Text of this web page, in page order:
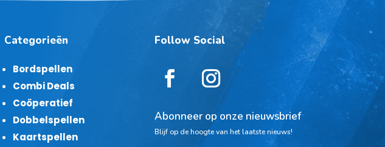
Categorieën
Bordspellen
Combi Deals
Coöperatief
Dobbelspellen
Kaartspellen
Follow Social
Abonneer op onze nieuwsbrief
Blijf op de hoogte van het laatste nieuws!